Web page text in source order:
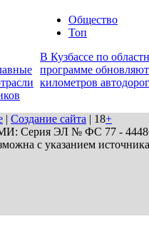
Общество
Топ
В Кузбассе по
программе
километров автодорог
| Создание сайта | 18+
Серия ЭЛ № ФС 77 - 44486
с указанием